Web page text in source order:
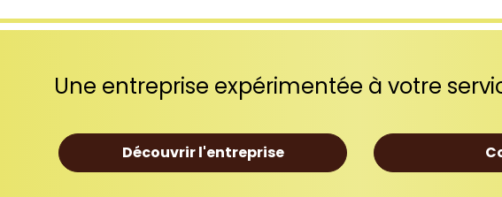
Une entreprise expérimentée à votre
Découvrir l'entreprise